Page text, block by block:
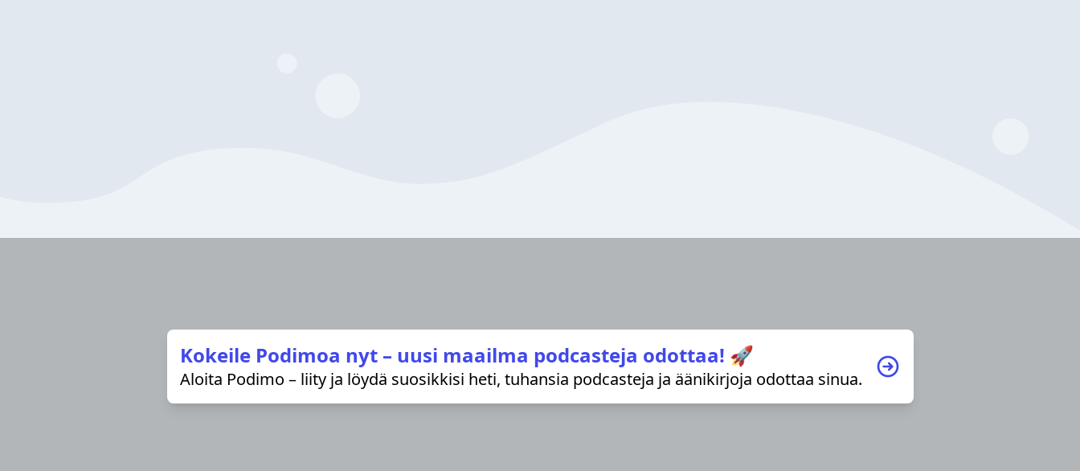
Kokeile Podimoa nyt – uusi maailma podcasteja odottaa! 🚀
Aloita Podimo – liity ja löydä suosikkisi heti, tuhansia podcasteja ja äänikirjoja odottaa sinua.